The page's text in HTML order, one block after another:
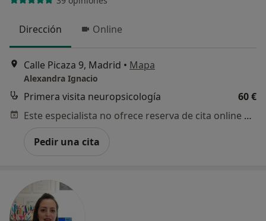
Dirección Online
Calle Picaza 9, Madrid • Mapa
Alexandra Ignacio
Primera visita neuropsicología
60 €
Este especialista no ofrece reserva de cita online en esta dirección.
Pedir una cita